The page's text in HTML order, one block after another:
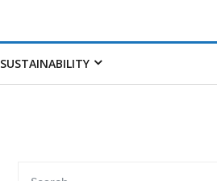
SUSTAINABILITY